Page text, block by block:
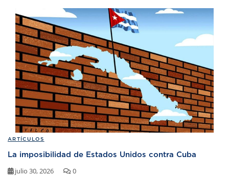
ARTÍCULOS
La imposibilidad de Estados Unidos contra Cuba
julio 30, 2026 0